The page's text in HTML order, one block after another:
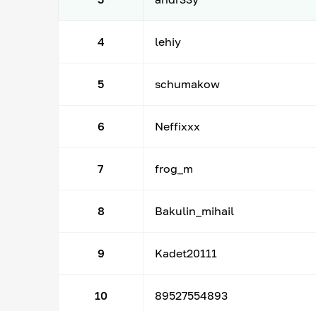
4 lehiy
5 schumakow
6 Neffixxx
7 frog_m
8 Bakulin_mihail
9 Kadet20111
10 89527554893